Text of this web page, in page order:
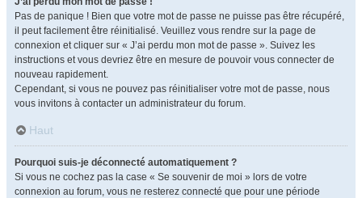
Pas de panique ! Bien que votre mot de passe ne puisse pas être récupéré,
il peut facilement être réinitialisé. Veuillez vous rendre sur la page de
connexion et cliquer sur « J’ai perdu mon mot de passe ». Suivez les
instructions et vous devriez être en mesure de pouvoir vous connecter de
nouveau rapidement.
Cependant, si vous ne pouvez pas réinitialiser votre mot de passe, nous
vous invitons à contacter un administrateur du forum.
Haut
Pourquoi suis-je déconnecté automatiquement ?
Si vous ne cochez pas la case « Se souvenir de moi » lors de votre
connexion au forum, vous ne resterez connecté que pour une période